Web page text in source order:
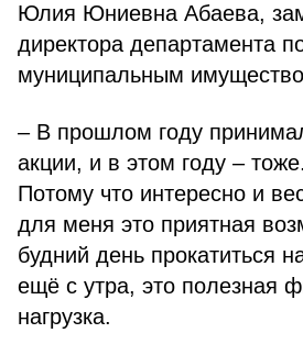
Юлия Юниевна Абаева,
директора департамента
муниципальным
– В прошлом году
акции, и в этом году –
Потому что интересно и
для меня это приятная
будний день прокатиться
ещё с утра, это полезная
нагрузка.